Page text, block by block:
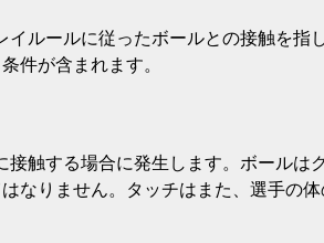
ルールに従ったボールとの接触を指
件が含まれます。
触する場合に発生します。ボールは
なりません。タッチはまた、選手の